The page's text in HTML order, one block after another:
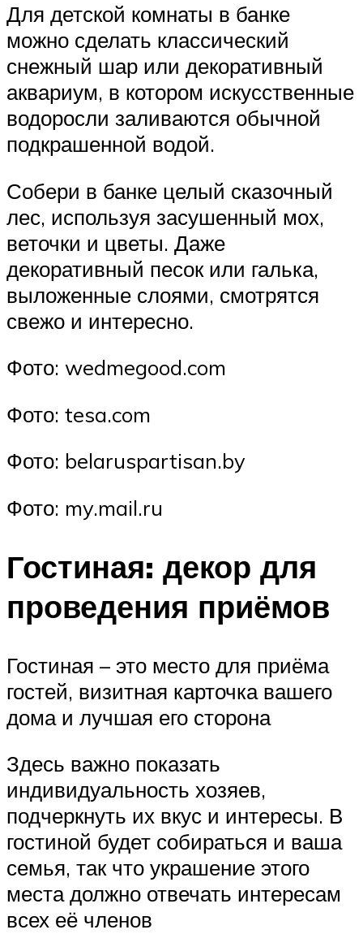
Для детской комнаты в банке
можно сделать классический
снежный шар или декоративный
аквариум, в котором искусственные
водоросли заливаются обычной
подкрашенной водой.
Собери в банке целый сказочный
лес, используя засушенный мох,
веточки и цветы. Даже
декоративный песок или галька,
выложенные слоями, смотрятся
свежо и интересно.
Фото: wedmegood.com
Фото: tesa.com
Фото: belaruspartisan.by
Фото: my.mail.ru
Гостиная: декор для
проведения приёмов
Гостиная – это место для приёма
гостей, визитная карточка вашего
дома и лучшая его сторона
Здесь важно показать
индивидуальность хозяев,
подчеркнуть их вкус и интересы. В
гостиной будет собираться и ваша
семья, так что украшение этого
места должно отвечать интересам
всех её членов